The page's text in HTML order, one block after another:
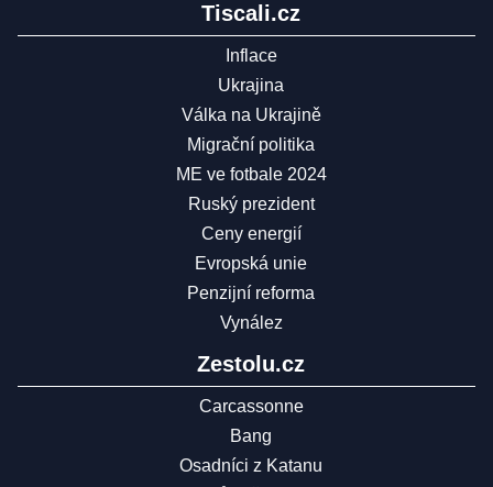
Tiscali.cz
Inflace
Ukrajina
Válka na Ukrajině
Migrační politika
ME ve fotbale 2024
Ruský prezident
Ceny energií
Evropská unie
Penzijní reforma
Vynález
Zestolu.cz
Carcassonne
Bang
Osadníci z Katanu